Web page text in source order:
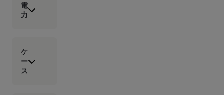
電
力
ケ
ー
ス